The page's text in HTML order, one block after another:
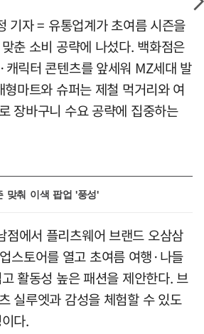
기자 = 유통업계가 초여름 시즌을
춘 소비 공략에 나섰다. 백화점은
캐릭터 콘텐츠를 앞세워 MZ세대 발
마트와 슈퍼는 제철 먹거리와 여
장바구니 수요 공략에 집중하는
맞춰 이색 팝업 '풍성'
점에서 플리츠웨어 브랜드 오삼삼
토어를 열고 초여름 여행·나들
활동성 높은 패션을 제안한다. 브
실루엣과 감성을 체험할 수 있도
다.